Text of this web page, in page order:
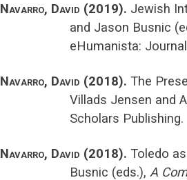
Navarro, David (2019). Jewish
and Jason Busnic
eHumanista:
Navarro, David (2018). The
Villads Jensen and
Scholars Publishing.
Navarro, David (2018). Toledo
Busnic (eds.), A